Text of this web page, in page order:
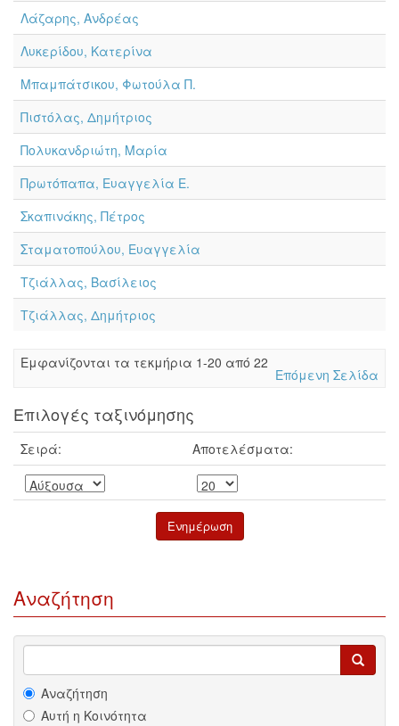
Λάζαρης, Ανδρέας
Λυκερίδου, Κατερίνα
Μπαμπάτσικου, Φωτούλα Π.
Πιστόλας, Δημήτριος
Πολυκανδριώτη, Μαρία
Πρωτόπαπα, Ευαγγελία Ε.
Σκαπινάκης, Πέτρος
Σταματοπούλου, Ευαγγελία
Τζιάλλας, Βασίλειος
Τζιάλλας, Δημήτριος
Eμφανίζονται τα τεκμήρια 1-20 από 22
Επόμενη Σελίδα
Επιλογές ταξινόμησης
Σειρά: Αποτελέσματα:
Αναζήτηση
Αναζήτηση
Αυτή η Κοινότητα